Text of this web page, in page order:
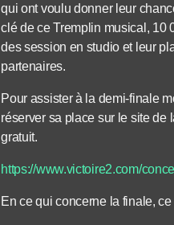
qui ont voulu donner leur
clé de ce Tremplin musical, 10
des session en studio et leur
partenaires.
Pour assister à la demi-finale
réserver sa place sur le site de
gratuit.
https://www.victoire2.com/
En ce qui concerne la finale,